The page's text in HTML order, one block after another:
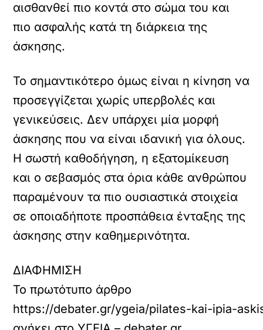
αισθανθεί πιο κοντά στο σώμα του και
πιο ασφαλής κατά τη διάρκεια της
άσκησης.
Το σημαντικότερο όμως είναι η κίνηση να
προσεγγίζεται χωρίς υπερβολές και
γενικεύσεις. Δεν υπάρχει μία μορφή
άσκησης που να είναι ιδανική για όλους.
Η σωστή καθοδήγηση, η εξατομίκευση
και ο σεβασμός στα όρια κάθε ανθρώπου
παραμένουν τα πιο ουσιαστικά στοιχεία
σε οποιαδήποτε προσπάθεια ένταξης της
άσκησης στην καθημερινότητα.
ΔΙΑΦΗΜΙΣΗ
Το πρωτότυπο άρθρο
https://debater.gr/ygeia/pilates-kai-ipia-